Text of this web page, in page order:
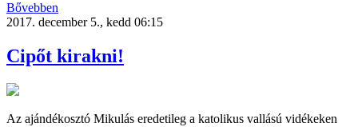
Bővebben
2017. december 5., kedd 06:15
Cipőt kirakni!
Az ajándékosztó Mikulás eredetileg a katolikus vallású vidékeken